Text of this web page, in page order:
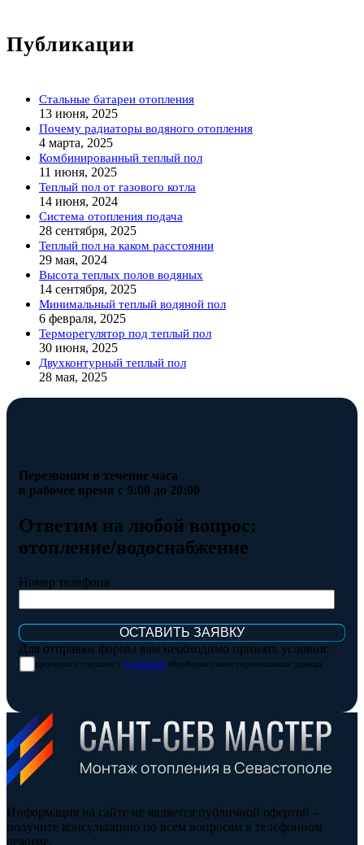
Публикации
Стальные батареи отопления
13 июня, 2025
Почему радиаторы водяного отопления
4 марта, 2025
Комбинированный теплый пол
11 июня, 2025
Теплый пол от газового котла
14 июня, 2024
Система отопления подача
28 сентября, 2025
Теплый пол на каком расстоянии
29 мая, 2024
Высота теплых полов водяных
14 сентября, 2025
Минимальный теплый водяной пол
6 февраля, 2025
Терморегулятор под теплый пол
30 июня, 2025
Двухконтурный теплый пол
28 мая, 2025
Перезвоним в течение часа
в рабочее время с 9:00 до 20:00
Ответим на любой вопрос:
отопление/водоснабжение
Номер телефона
Для отправки формы вам необходимо принять условия:
прочитал и согласен с условиями обработки своих персональных данных
Информация на сайте не является публичной офертой -
получите консультацию по всем вопросам в телефонном
режиме.